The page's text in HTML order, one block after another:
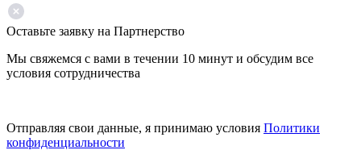
Оставьте заявку на Партнерство
Мы свяжемся с вами в течении 10 минут и обсудим все
условия сотрудничества
Отправляя свои данные, я принимаю условия Политики
конфиденциальности